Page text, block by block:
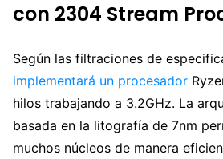
con 2304 Stream
Según las filtraciones de
implementará un procesador
hilos trabajando a 3.2GHz. La
basada en la litografía de 7nm
muchos núcleos de manera